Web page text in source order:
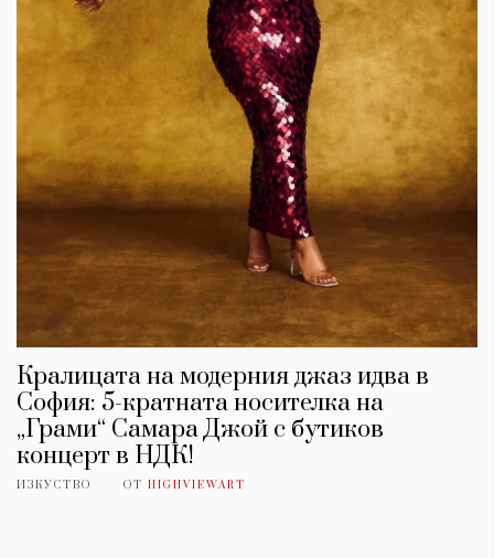
Кралицата на модерния джаз идва в
София: 5-кратната носителка на
„Грами“ Самара Джой с бутиков
концерт в НДК!
ИЗКУСТВО ОТ HIGHVIEWART